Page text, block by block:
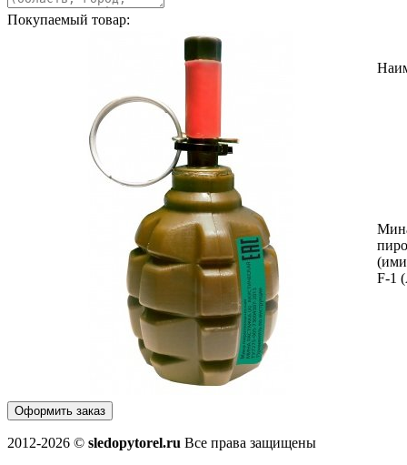
Покупаемый товар:
F-1
Оформить заказ
2012-2026 © sledopytorel.ru Все права защищены